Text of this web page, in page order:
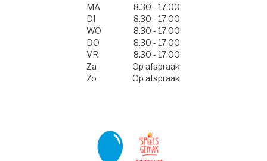
MA
8.30 - 17.00
DI
8.30 - 17.00
WO
8.30 - 17.00
DO
8.30 - 17.00
VR
8.30 - 17.00
Za
Op afspraak
Zo
Op afspraak